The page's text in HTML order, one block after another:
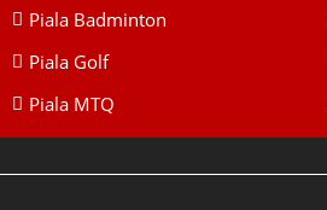
Piala Badminton
Piala Golf
Piala MTQ